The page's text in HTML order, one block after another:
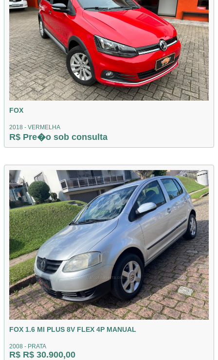
FOX
2018 - VERMELHA
R$ Pre�o sob consulta
FOX 1.6 MI PLUS 8V FLEX 4P MANUAL
2008 - PRATA
R$ R$ 30.900,00